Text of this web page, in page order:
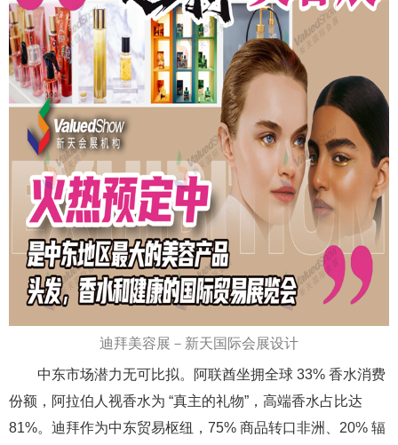
迪拜美容展－新天国际会展设计
中东市场潜力无可比拟。阿联酋坐拥全球 33% 香水消费
份额，阿拉伯人视香水为 “真主的礼物”，高端香水占比达
81%。迪拜作为中东贸易枢纽，75% 商品转口非洲、20% 辐